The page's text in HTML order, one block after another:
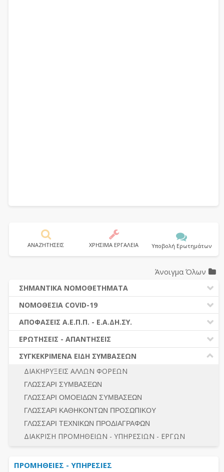
ΑΝΑΖΗΤΗΣΕΙΣ ΧΡΗΣΙΜΑ ΕΡΓΑΛΕΙΑ Υποβολή Ερωτημάτων
Άνοιγμα Όλων
ΣΗΜΑΝΤΙΚΑ ΝΟΜΟΘΕΤΗΜΑΤΑ
ΔΗΜΟΣΙΕΣ ΣΥΜΒΑΣΕΙΣ (Ν. 4412/2016)
ΔΗΜΟΤΙΚΟΣ ΚΩΔΙΚΑΣ (Ν.3463/2006)
ΚΑΛΛΙΚΡΑΤΗΣ (Ν.3852/2010)
ΝΟΜΟΘΕΣΙΑ - ΝΟΜΟΛΟΓΙΑ (ΣΥΝΟΛΟ)
ΝΟΜΟΘΕΣΙΑ COVID-19
ΝΟΜΟΘΕΣΙΑ - ΝΟΜΟΛΟΓΙΑ COVID -19
ΕΡΩΤΗΣΕΙΣ - ΑΠΑΝΤΗΣΕΙΣ
ΑΠΟΦΑΣΕΙΣ Α.Ε.Π.Π. - Ε.Α.ΔΗ.ΣΥ.
ΠΡΟΔΙΚΑΣΤΙΚΗ ΠΡΟΣΦΥΓΗ
ΓΕΝΙΚΟΙ ΚΑΝΟΝΕΣ
ΔΙΚΑΙΟΥΜΕΝΟΙ ΣΥΜΜΕΤΟΧΗΣ
ΠΡΟΣΦΟΡΕΣ – ΔΙΚΑΙΟΛΟΓΗΤΙΚΑ ΣΥΜΜΕΤΟΧΗΣ
ΔΙΕΞΑΓΩΓΗ ΔΙΑΔΙΚΑΣΙΑΣ
ΕΣΗΔΗΣ – ΚΗΜΔΗΣ
ΠΕΡΙΛΗΨΕΙΣ ΑΠΟΦΑΣΕΩΝ Α.Ε.Π.Π. - Ε.Α.ΔΗ.ΣΥ.
ΣΥΝΟΛΟ
ΕΡΩΤΗΣΕΙΣ - ΑΠΑΝΤΗΣΕΙΣ
Ν. 4782/2021 - ΤΡΟΠΟΠΟΙΗΣΗ 4412/2016
ΔΙΕΞΑΓΩΓΗ ΔΙΑΔΙΚΑΣΙΑΣ
ΔΙΑΔΙΚΑΣΙΕΣ ΑΝΑΘΕΣΗΣ
ΓΕΝΙΚΟΙ ΚΑΝΟΝΕΣ
ΠΡΟΕΤΟΙΜΑΣΙΑ - ΔΗΜΟΣΙΟΤΗΤΑ
ΛΟΓΟΙ ΑΠΟΚΛΕΙΣΜΟΥ-ΔΙΚΑΙΟΥΜΕΝΟΙ ΣΥΜΜΕΤΟΧΗΣ
ΠΡΟΣΦΟΡΕΣ - ΔΙΚΑΙΟΛΟΓΗΤΙΚΑ ΣΥΜΜΕΤΟΧΗΣ
ΣΥΓΚΕΚΡΙΜΕΝΑ ΕΙΔΗ ΣΥΜΒΑΣΕΩΝ
ΔΙΑΚΗΡΥΞΕΙΣ ΑΛΛΩΝ ΦΟΡΕΩΝ
ΓΛΩΣΣΑΡΙ ΣΥΜΒΑΣΕΩΝ
ΓΛΩΣΣΑΡΙ ΟΜΟΕΙΔΩΝ ΣΥΜΒΑΣΕΩΝ
ΓΛΩΣΣΑΡΙ ΚΑΘΗΚΟΝΤΩΝ ΠΡΟΣΩΠΙΚΟΥ
ΓΛΩΣΣΑΡΙ ΤΕΧΝΙΚΩΝ ΠΡΟΔΙΑΓΡΑΦΩΝ
ΔΙΑΚΡΙΣΗ ΠΡΟΜΗΘΕΙΩΝ - ΥΠΗΡΕΣΙΩΝ - ΕΡΓΩΝ
ΠΡΟΜΗΘΕΙΕΣ - ΥΠΗΡΕΣΙΕΣ